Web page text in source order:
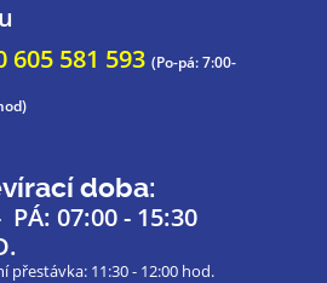
605 581 593 (Po-pá: 7:00-
doba:
PÁ: 07:00 - 15:30
přestávka: 11:30 - 12:00 hod.